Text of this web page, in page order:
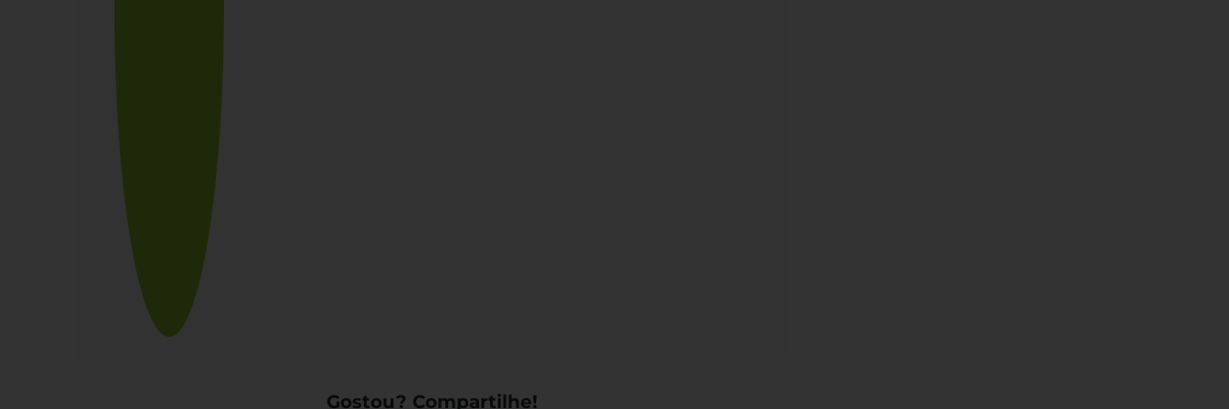
Gostou? Compartilhe!